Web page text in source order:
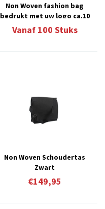
Non Woven fashion bag
bedrukt met uw logo ca.10
werkdagen 9.2
Vanaf100 Stuks
Non Woven Schoudertas
Zwart
€149,95